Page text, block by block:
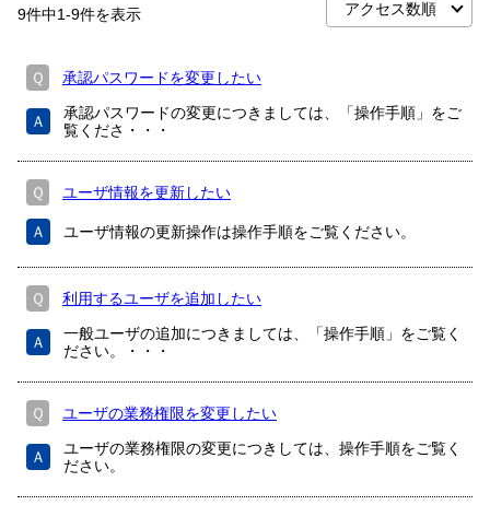
9件中1-9件を表示
Ｑ 承認パスワードを変更したい
Ａ
承認パスワードの変更につきましては、「操作手順」をご
覧くださ・・・
Ｑ ユーザ情報を更新したい
Ａ ユーザ情報の更新操作は操作手順をご覧ください。
Ｑ 利用するユーザを追加したい
Ａ
一般ユーザの追加につきましては、「操作手順」をご覧く
ださい。・・・
Ｑ ユーザの業務権限を変更したい
Ａ
ユーザの業務権限の変更につきしては、操作手順をご覧く
ださい。